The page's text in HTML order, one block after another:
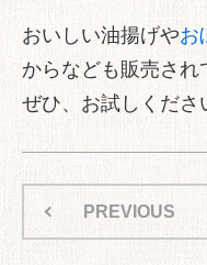
おいしい油揚げやお
からなども販売され
ぜひ、お試しくださ
PREVIOUS